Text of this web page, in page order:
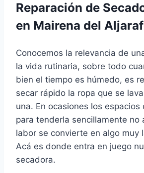
Reparación de
en Mairena del
Conocemos la relevancia de
la vida rutinaria, sobre todo
bien el tiempo es húmedo, es
secar rápido la ropa que se
una. En ocasiones los espacios
para tenderla sencillamente no
labor se convierte en algo muy
Acá es donde entra en juego
secadora.